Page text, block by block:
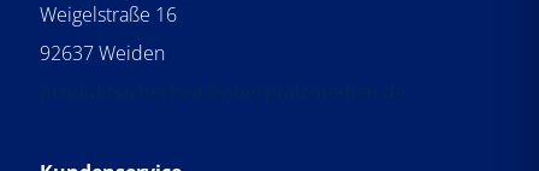
Weigelstraße 16
92637 Weiden
produktsicherheit@oberpfalzmedien.de